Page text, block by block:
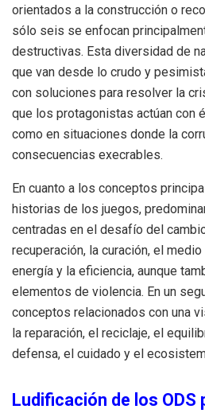
orientados a la construcción o
sólo seis se enfocan
destructivas. Esta diversidad de
que van desde lo crudo y
con soluciones para resolver la
que los protagonistas actúan con
como en situaciones donde la
consecuencias execrables.
En cuanto a los conceptos
historias de los juegos,
centradas en el desafío del
recuperación, la curación, el
energía y la eficiencia, aunque
elementos de violencia. En un
conceptos relacionados con una
la reparación, el reciclaje, el
defensa, el cuidado y el
Ludificación de los